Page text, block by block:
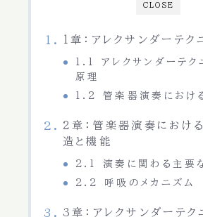
CLOSE
1章：アレクサンダーテク
1.1 アレクサンダーテク
原理
1.2 管楽器演奏におけ
2章：管楽器演奏におけ
造と機能
2.1 演奏に関わる主要
2.2 呼吸のメカニズム
3章：アレクサンダーテク